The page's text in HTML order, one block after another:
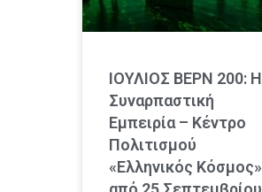
ΙΟΥΛΙΟΣ ΒΕΡΝ 200: Η
Συναρπαστική
Εμπειρία – Κέντρο
Πολιτισμού
«Ελληνικός Κόσμος»